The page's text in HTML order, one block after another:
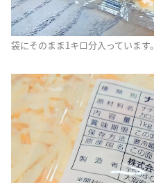
袋にそのまま1キロ分入っています。